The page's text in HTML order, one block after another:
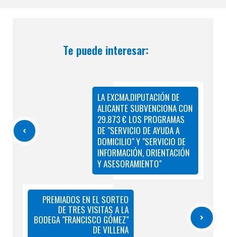
Te puede interesar:
LA EXCMA.DIPUTACIÓN DE
ALICANTE SUBVENCIONA CON
29.873 € LOS PROGRAMAS
DE "SERVICIO DE AYUDA A
DOMICILIO" Y "SERVICIO DE
INFORMACIÓN, ORIENTACIÓN
Y ASESORAMIENTO"
PREMIADOS EN EL SORTEO
DE TRES VISITAS A LA
BODEGA "FRANCISCO GÓMEZ"
DE VILLENA